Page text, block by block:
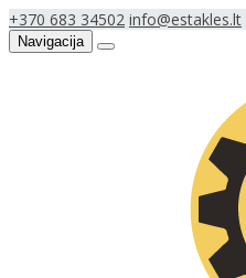
+370 683 34502 info@estakles.lt
Navigacija